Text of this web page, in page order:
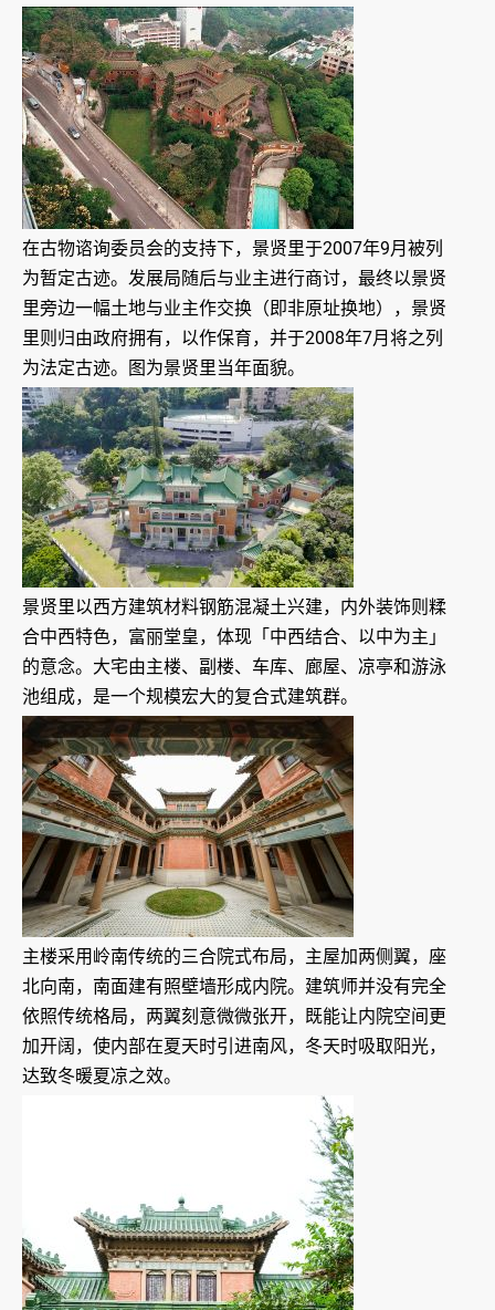
在古物谘询委员会的支持下，景贤里于2007年9月被列
为暂定古迹。发展局随后与业主进行商讨，最终以景贤
里旁边一幅土地与业主作交换（即非原址换地），景贤
里则归由政府拥有，以作保育，并于2008年7月将之列
为法定古迹。图为景贤里当年面貌。
景贤里以西方建筑材料钢筋混凝土兴建，内外装饰则糅
合中西特色，富丽堂皇，体现「中西结合、以中为主」
的意念。大宅由主楼、副楼、车库、廊屋、凉亭和游泳
池组成，是一个规模宏大的复合式建筑群。
主楼采用岭南传统的三合院式布局，主屋加两侧翼，座
北向南，南面建有照壁墙形成内院。建筑师并没有完全
依照传统格局，两翼刻意微微张开，既能让内院空间更
加开阔，使内部在夏天时引进南风，冬天时吸取阳光，
达致冬暖夏凉之效。